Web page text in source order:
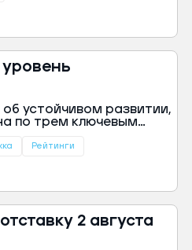
устойчивом развитии,
по трем ключевым
Рейтинги
2 августа